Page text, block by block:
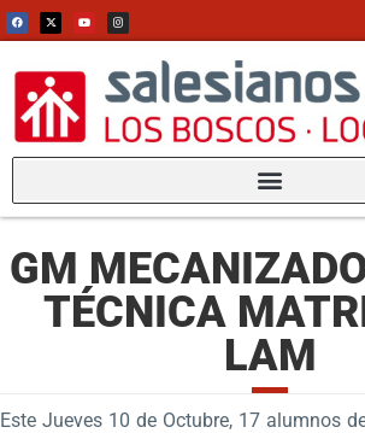
GM
TÉCNICA
LAM
Este Jueves 10 de Octubre, 17 alumnos